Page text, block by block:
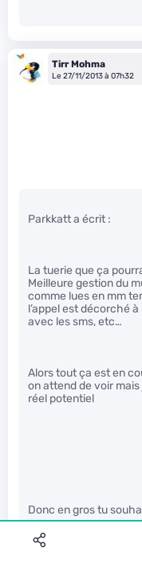
Tirr Mohma
Le 27/11/2013 à 07h32
Parkkatt a écrit :
La tuerie que ça
Meilleure gestion du
comme lues en mm
l’appel est décorché
avec les sms, etc…
Alors tout ça est en
on attend de voir mais
réel potentiel
Donc en gros tu